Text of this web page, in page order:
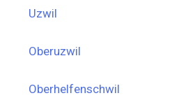
Uzwil
Oberuzwil
Oberhelfenschwil